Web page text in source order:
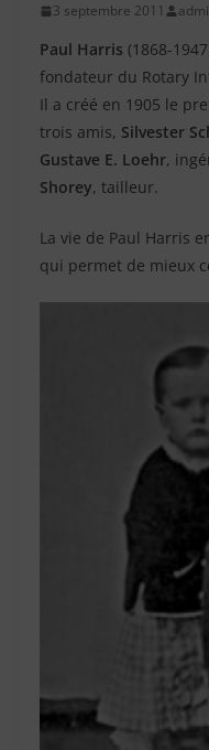
3 septembre 2011
Paul Harris (1868-
fondateur du Rotary
Il a créé en 1905 le
trois amis, Silvester
Gustave E. Loehr,
Shorey, tailleur.
La vie de Paul Harris
qui permet de mieux